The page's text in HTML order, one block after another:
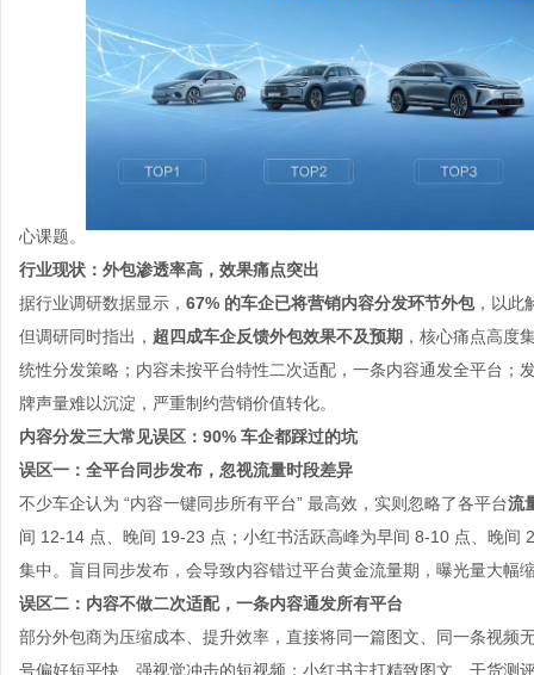
心课题。
行业现状：外包渗透率高，效果痛点突出
据行业调研数据显示， 67% 的车企已将营销内容分发环节外包，以此
但调研同时指出， 超四成车企反馈外包效果不及预期 ，核心痛点高度
统性分发策略；内容未按平台特性二次适配，一条内容通发全平台；
牌声量难以沉淀，严重制约营销价值转化。
内容分发三大常见误区：90% 车企都踩过的坑
误区一：全平台同步发布，忽视流量时段差异
不少车企认为 “内容一键同步所有平台” 最高效，实则忽略了各平台流
间 12-14 点、晚间 19-23 点；小红书活跃高峰为早间 8-10 点、晚
集中。盲目同步发布，会导致内容错过平台黄金流量期，曝光量大幅
误区二：内容不做二次适配，一条内容通发所有平台
部分外包商为压缩成本、提升效率，直接将同一篇图文、同一条视频
号偏好短平快、强视觉冲击的短视频；小红书主打精致图文、干货测